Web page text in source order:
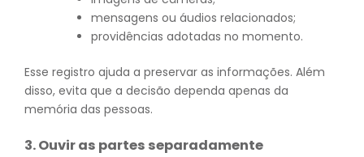
mensagens ou áudios relacionados;
providências adotadas no momento.
Esse registro ajuda a preservar as informações. Além
disso, evita que a decisão dependa apenas da
memória das pessoas.
3. Ouvir as partes separadamente